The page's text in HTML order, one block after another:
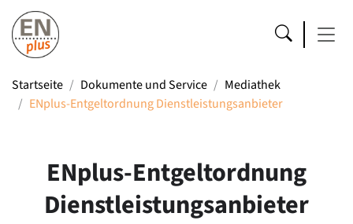
Startseite Dokumente und Service
Mediathek
ENplus-Entgeltordnung Dienstleistungsanbieter
ENplus-Entgeltordnung
Dienstleistungsanbieter